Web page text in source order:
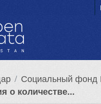
Социальный фонд
о количестве...